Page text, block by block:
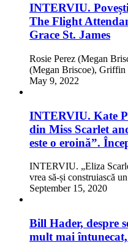
INTERVIU.
The Flight
Grace St. James
Rosie Perez (Megan
(Megan Briscoe),
May 9, 2022
INTERVIU. Kate
din Miss Scarlet
este o eroină”.
INTERVIU. „Eliza
vrea să-și construiască
September 15, 2020
Bill Hader, despre
mult mai